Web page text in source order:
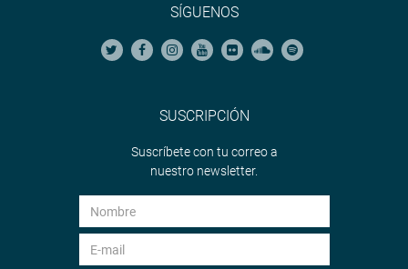
SÍGUENOS
SUSCRIPCIÓN
Suscríbete con tu correo a
nuestro newsletter.